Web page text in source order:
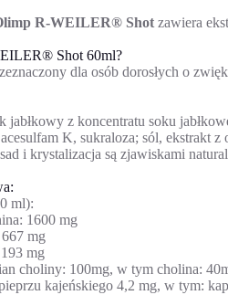
R-WEILER® Shot zawiera
Shot 60ml?
dla osób dorosłych o
jabłkowy z koncentratu soku
K, sukraloza; sól, ekstrakt
i krystalizacja są zjawiskami
ml):
1600 mg
mg
mg
choliny: 100mg, w tym cholina:
kajeńskiego 4,2 mg, w tym: